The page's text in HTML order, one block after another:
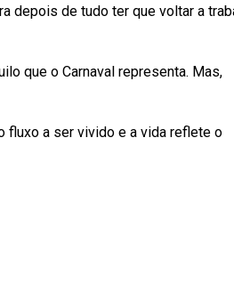
depois de tudo ter que voltar a
que o Carnaval representa. Mas,
fluxo a ser vivido e a vida reflete o